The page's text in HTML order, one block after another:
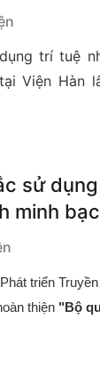
trí tuệ
Viện Hàn
nghiên
các bên
sử
minh
triển
thiện "Bộ